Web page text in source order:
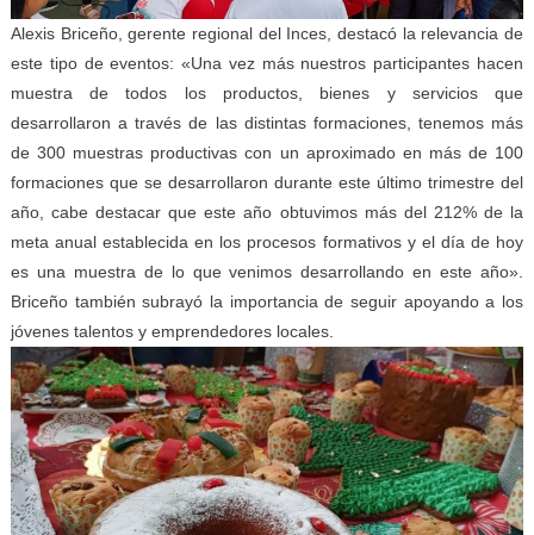
Alexis Briceño, gerente regional del Inces, destacó la relevancia de
este tipo de eventos: «Una vez más nuestros participantes hacen
muestra de todos los productos, bienes y servicios que
desarrollaron a través de las distintas formaciones, tenemos más
de 300 muestras productivas con un aproximado en más de 100
formaciones que se desarrollaron durante este último trimestre del
año, cabe destacar que este año obtuvimos más del 212% de la
meta anual establecida en los procesos formativos y el día de hoy
es una muestra de lo que venimos desarrollando en este año».
Briceño también subrayó la importancia de seguir apoyando a los
jóvenes talentos y emprendedores locales.